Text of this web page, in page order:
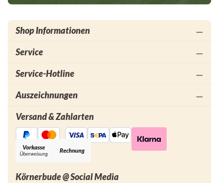
Shop Informationen
Service
Service-Hotline
Auszeichnungen
Versand & Zahlarten
Körnerbude @ Social Media